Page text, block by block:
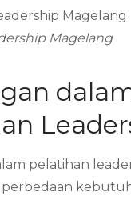
Magelang
pelatihan